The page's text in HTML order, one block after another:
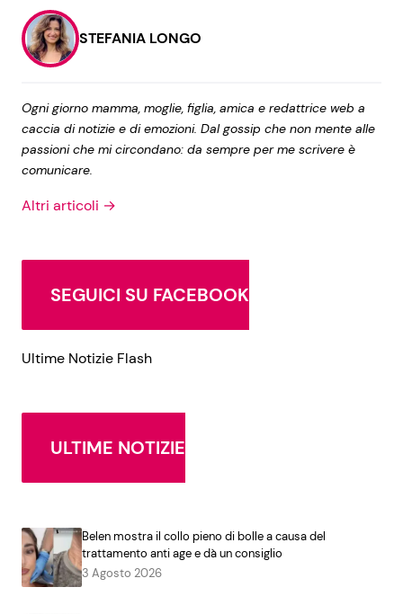
STEFANIA LONGO
Ogni giorno mamma, moglie, figlia, amica e redattrice web a
caccia di notizie e di emozioni. Dal gossip che non mente alle
passioni che mi circondano: da sempre per me scrivere è
comunicare.
Altri articoli →
SEGUICI SU FACEBOOK
Ultime Notizie Flash
ULTIME NOTIZIE
Belen mostra il collo pieno di bolle a causa del
trattamento anti age e dà un consiglio
3 Agosto 2026